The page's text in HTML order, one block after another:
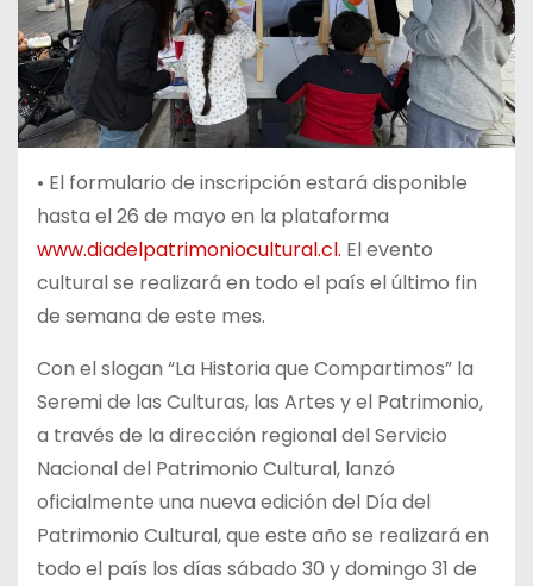
• El formulario de inscripción estará disponible
hasta el 26 de mayo en la plataforma
www.diadelpatrimoniocultural.cl. El evento
cultural se realizará en todo el país el último fin
de semana de este mes.
Con el slogan “La Historia que Compartimos” la
Seremi de las Culturas, las Artes y el Patrimonio,
a través de la dirección regional del Servicio
Nacional del Patrimonio Cultural, lanzó
oficialmente una nueva edición del Día del
Patrimonio Cultural, que este año se realizará en
todo el país los días sábado 30 y domingo 31 de